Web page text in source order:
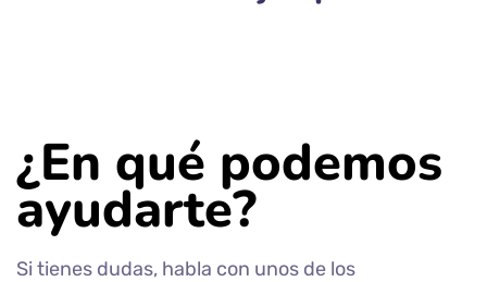
¿En qué podemos
ayudarte?
Si tienes dudas, habla con unos de los